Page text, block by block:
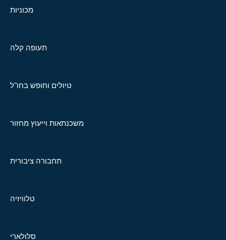
מכוניות
תעופה קלה
טיולים וחופש בחו"ל
משכנתאות וייעוץ מחזור
תחבורה ציבורית
טלוויזיה
סלולארי